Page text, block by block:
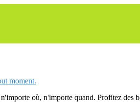
moment.
où, n'importe quand. Profitez des